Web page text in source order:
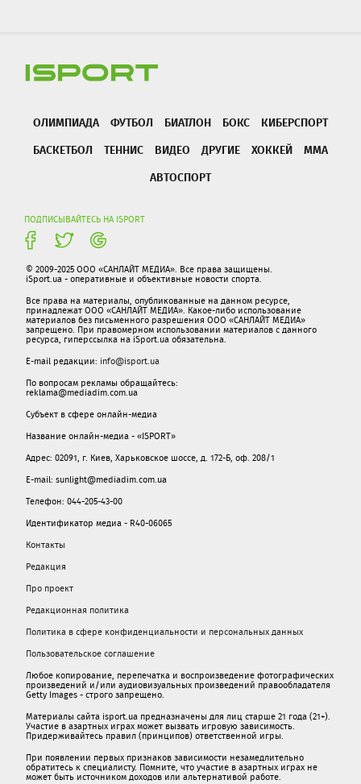
ОЛИМПИАДА ФУТБОЛ БИАТЛОН БОКС
КИБЕРСПОРТ
БАСКЕТБОЛ
ТЕННИС ВИДЕО ДРУГИЕ ХОККЕЙ
ММА
АВТОСПОРТ
ПОДПИСЫВАЙТЕСЬ НА ISPORT
© 2009-2025 ООО «САНЛАЙТ МЕДИА». Все права защищены.
iSport.ua - оперативные и объективные новости спорта.
Все права на материалы, опубликованные на данном ресурсе,
принадлежат ООО «САНЛАЙТ МЕДИА». Какое-либо использование
материалов без письменного разрешения ООО «САНЛАЙТ МЕДИА»
запрещено. При правомерном использовании материалов с данного
ресурса, гиперссылка на iSport.ua обязательна.
E-mail редакции: info@isport.ua
По вопросам рекламы обращайтесь:
reklama@mediadim.com.ua
Субъект в сфере онлайн-медиа
Название онлайн-медиа - «ISPORT»
Адрес: 02091, г. Киев, Харьковское шоссе, д. 172-Б, оф. 208/1
E-mail: sunlight@mediadim.com.ua
Телефон: 044-205-43-00
Идентификатор медиа - R40-06065
Контакты
Редакция
Про проект
Редакционная политика
Политика в сфере конфиденциальности и персональных данных
Пользовательское соглашение
Любое копирование, перепечатка и воспроизведение фотографических
произведений и/или аудиовизуальных произведений правообладателя
Getty Images - строго запрещено.
Материалы сайта isport.ua предназначены для лиц старше 21 года (21+).
Участие в азартных играх может вызвать игровую зависимость.
Придерживайтесь правил (принципов) ответственной игры.
При появлении первых признаков зависимости незамедлительно
обратитесь к специалисту. Помните, что участие в азартных играх не
может быть источником доходов или альтернативой работе.